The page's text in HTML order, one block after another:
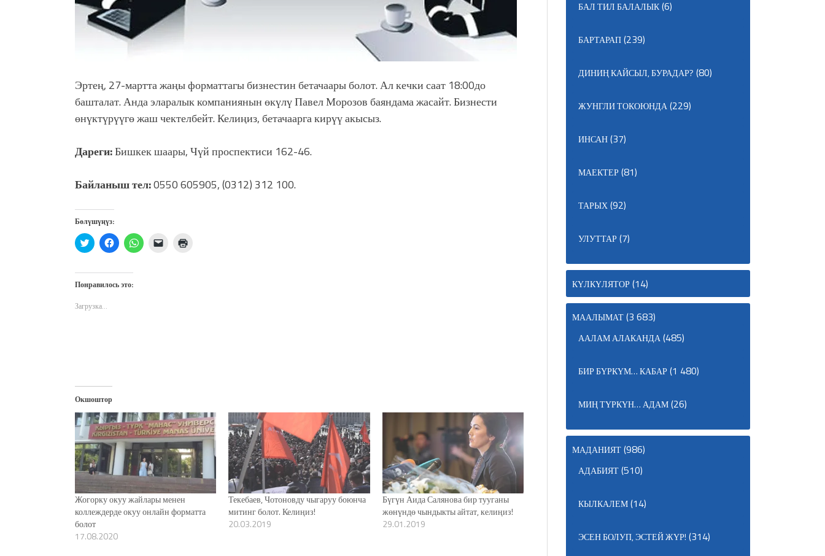
Эртең, 27-мартта жаңы форматтагы бизнестин бетачаары болот. Ал кечки саат 18:00до
башталат. Анда эларалык компаниянын өкүлү Павел Морозов баяндама жасайт. Бизнести
өнүктүрүүгө жаш чектелбейт. Келиңиз, бетачаарга кирүү акысыз.
Дареги:Бишкек шаары, Чүй проспектиси 162-46.
Байланыш тел:0550 605905, (0312) 312 100.
Бөлүшүңүз:
Нажмите,
чтобы
Twitter
(Открывается
в
окне)
Нажмите,
чтобы
Facebook
(Открывается
в
Нажмите,
чтобы
Послать
ссылку
Понравилось это:
Загрузка...
Окшоштор
Жогорку окуу жайлары менен
коллеждерде окуу онлайн форматта
болот
17.08.2020
Текебаев, Чотоновду чыгаруу боюнча
митинг болот. Келиңиз!
20.03.2019
Бүгүн Аида Салянова бир тууганы
жөнүндө чындыкты айтат, келиңиз!
29.01.2019
БАЛ ТИЛ БАЛАЛЫК(6)
БАРТАРАП(239)
ДИНИҢ КАЙСЫЛ, БУРАДАР? (80)
ЖУНГЛИ ТОКОЮНДА(229)
ИНСАН(37)
МАЕКТЕР(81)
ТАРЫХ(92)
УЛУТТАР(7)
КҮЛКҮЛЯТОР(14)
МААЛЫМАТ(3 683)
ААЛАМ АЛАКАНДА(485)
БИР БҮРКҮМ… КАБАР(1 480)
МИҢ ТҮРКҮН… АДАМ(26)
МАДАНИЯТ(986)
АДАБИЯТ(510)
КЫЛКАЛЕМ(14)
ЭСЕН БОЛУП, ЭСТЕЙ ЖҮР! (314)